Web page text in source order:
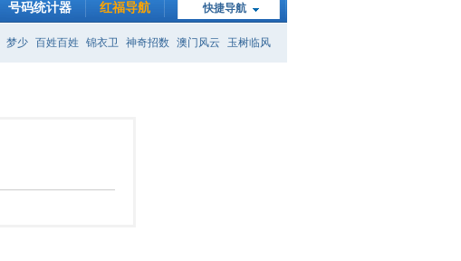
快捷导航
号码统计器 红福导航
梦少 百姓百姓 锦衣卫 神奇招数 澳门风云 玉树临风